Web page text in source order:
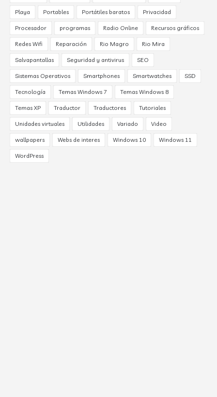
Playa Portables Portátiles baratos Privacidad
Procesador programas Radio Online Recursos gráficos
Redes Wifi Reparación Rio Magro Rio Mira
Salvapantallas Seguridad y antivirus SEO
Sistemas Operativos Smartphones Smartwatches SSD
Tecnología Temas Windows 7 Temas Windows 8
Temas XP Traductor Traductores Tutoriales
Unidades virtuales Utilidades Variado Video
wallpapers Webs de interes Windows 10 Windows 11
WordPress